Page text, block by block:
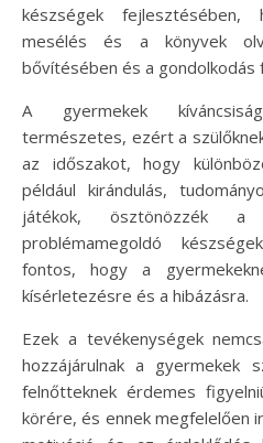
készségek fejlesztésében,
mesélés és a könyvek
bővítésében és a gondolkodás
A gyermekek
természetes, ezért a
az időszakot, hogy
például kirándulás,
játékok, ösztönözzék
problémamegoldó
fontos, hogy a
kísérletezésre és a hibázásra.
Ezek a tevékenységek
hozzájárulnak a gyermekek
felnőtteknek érdemes
körére, és ennek megfelelően